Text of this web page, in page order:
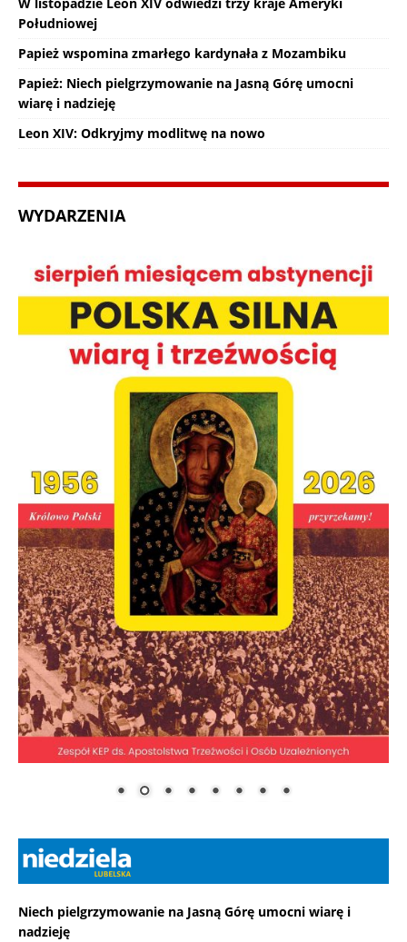
Południowej
Papież wspomina zmarłego kardynała z Mozambiku
Papież: Niech pielgrzymowanie na Jasną Górę umocni
wiarę i nadzieję
Leon XIV: Odkryjmy modlitwę na nowo
WYDARZENIA
Niech pielgrzymowanie na Jasną Górę umocni wiarę i
nadzieję